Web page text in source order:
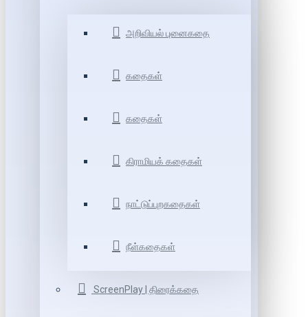
அறிவியல் புனைகதை
கதைகள்
கதைகள்
கிராமியக் கதைகள்
நாட்டுப்புறகதைகள்
நீள்கதைகள்
ScreenPlay | திரைக்கதை